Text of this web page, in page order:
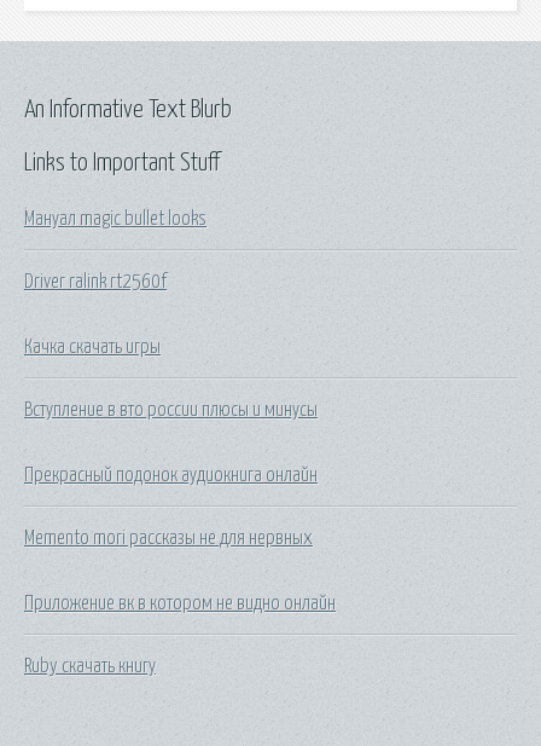
Links to Important Stuff
Мануал magic bullet looks
Driver ralink rt2560f
Качка скачать игры
Вступление в вто россии плюсы и минусы
Прекрасный подонок аудиокнига онлайн
Memento mori рассказы не для нервных
Приложение вк в котором не видно онлайн
Ruby скачать книгу
An Informative Text Blurb